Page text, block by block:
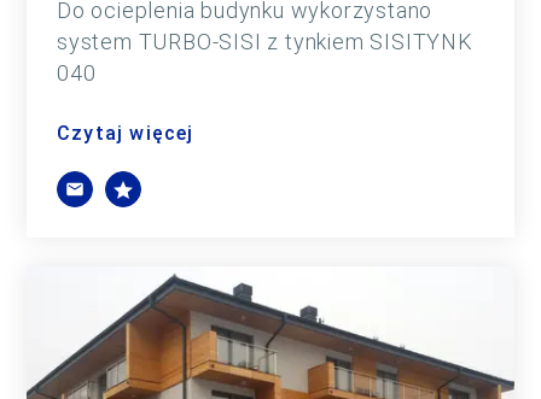
Do ocieplenia budynku wykorzystano
system TURBO-SISI z tynkiem SISITYNK
040
Czytaj więcej